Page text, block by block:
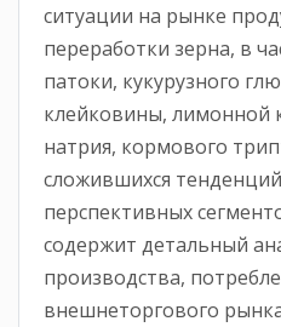
ситуации на рынке
переработки зерна, в
патоки, кукурузного
клейковины, лимонной
натрия, кормового
сложившихся
перспективных
содержит детальный
производства,
внешнеторгового